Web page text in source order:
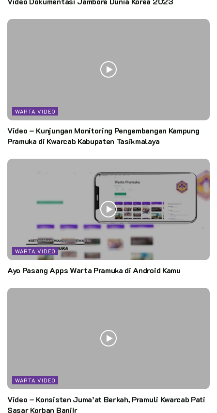
WARTA VIDEO
Video – Kunjungan Monitoring Pengembangan Kampung
Pramuka di Kwarcab Kabupaten Tasikmalaya
WARTA VIDEO
Ayo Pasang Apps Warta Pramuka di Android Kamu
WARTA VIDEO
Video – Konsisten Juma’at Berkah, Pramuli Kwarcab Pati
Sasar Korban Banjir